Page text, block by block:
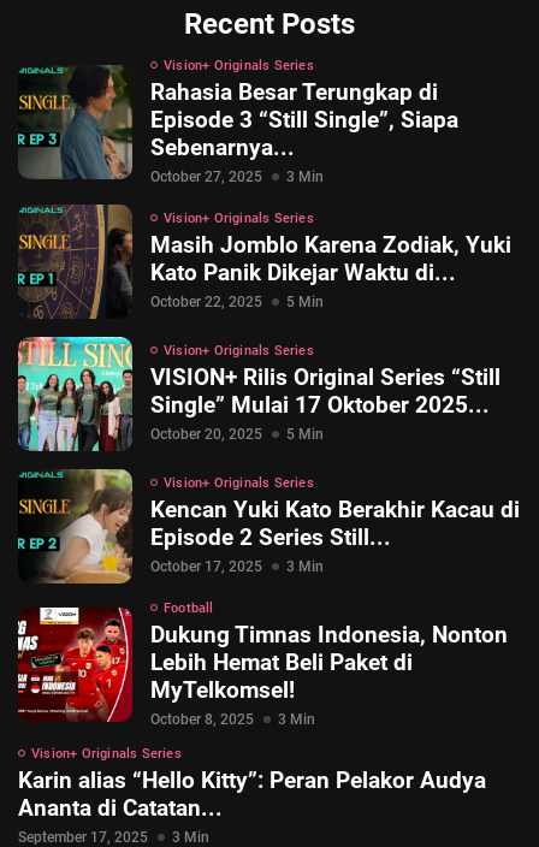
Recent Posts
Vision+ Originals Series
Rahasia Besar Terungkap di
Episode 3 “Still Single”, Siapa
Sebenarnya...
October 27, 2025 3 Min
Vision+ Originals Series
Masih Jomblo Karena Zodiak, Yuki
Kato Panik Dikejar Waktu di...
October 22, 2025 5 Min
Vision+ Originals Series
VISION+ Rilis Original Series “Still
Single” Mulai 17 Oktober 2025...
October 20, 2025 5 Min
Vision+ Originals Series
Kencan Yuki Kato Berakhir Kacau di
Episode 2 Series Still...
October 17, 2025 3 Min
Football
Dukung Timnas Indonesia, Nonton
Lebih Hemat Beli Paket di
MyTelkomsel!
October 8, 2025 3 Min
Vision+ Originals Series
Karin alias “Hello Kitty”: Peran Pelakor Audya
Ananta di Catatan...
September 17, 2025 3 Min